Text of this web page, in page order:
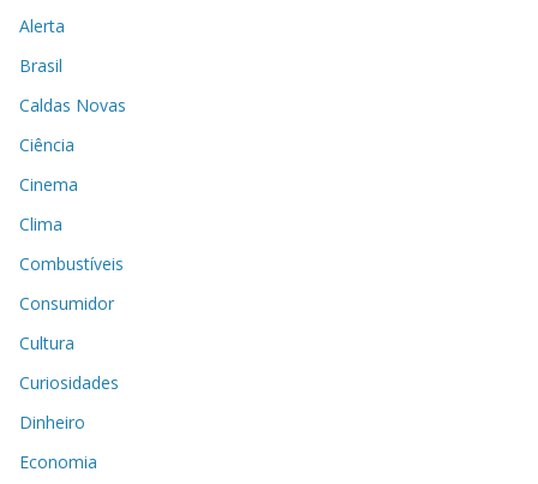
Alerta
Brasil
Caldas Novas
Ciência
Cinema
Clima
Combustíveis
Consumidor
Cultura
Curiosidades
Dinheiro
Economia